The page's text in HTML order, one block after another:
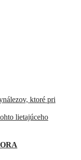
ktoré pri
lietajúceho